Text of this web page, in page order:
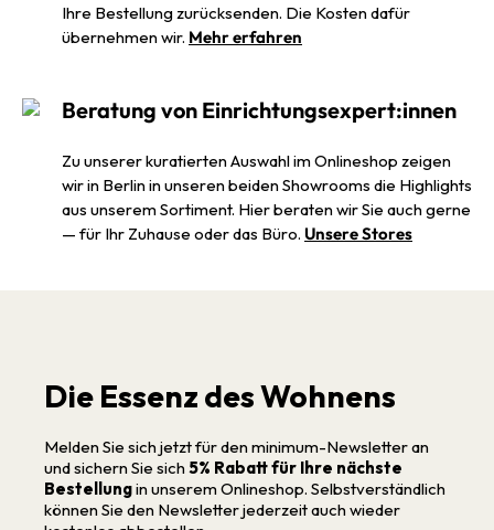
Ihre Bestellung zurücksenden. Die Kosten dafür
übernehmen wir. Mehr erfahren
Beratung von Einrichtungsexpert:innen
Zu unserer kuratierten Auswahl im Onlineshop zeigen
wir in Berlin in unseren beiden Showrooms die Highlights
aus unserem Sortiment. Hier beraten wir Sie auch gerne
— für Ihr Zuhause oder das Büro. Unsere Stores
Die Essenz des Wohnens
Melden Sie sich jetzt für den minimum-Newsletter an
und sichern Sie sich 5% Rabatt für Ihre nächste
Bestellungin unserem Onlineshop. Selbstverständlich
können Sie den Newsletter jederzeit auch wieder